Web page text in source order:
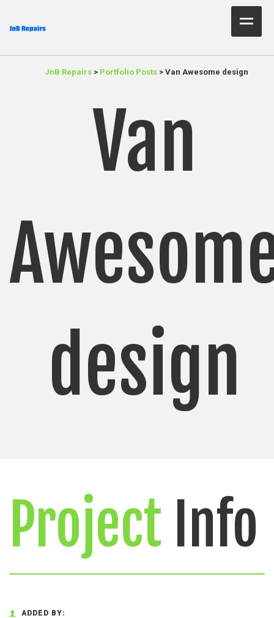
About Us
Parts
Resources
JnB Repairs> Portfolio Posts> Van Awesome design
Van
design
Project Info
ADDED BY: